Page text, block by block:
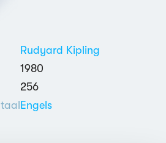
Rudyard Kipling
1980
256
Engels